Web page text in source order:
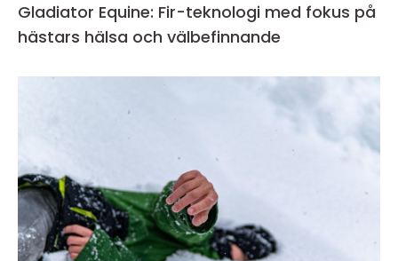
Gladiator Equine: Fir-teknologi med fokus på
hästars hälsa och välbefinnande